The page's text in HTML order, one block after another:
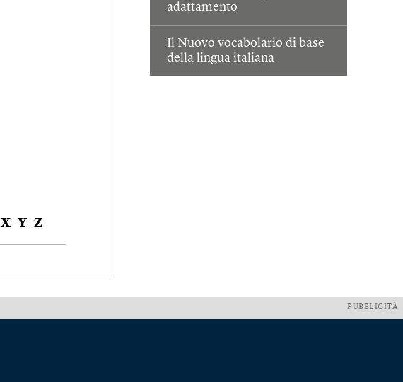
adattamento
Il Nuovo vocabolario di base
della lingua italiana
X Y Z
PUBBLICITÀ